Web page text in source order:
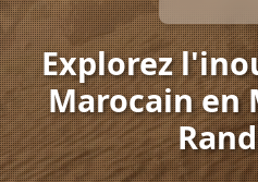
Explorez
Marocain en